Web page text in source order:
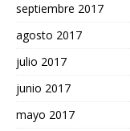
septiembre 2017
agosto 2017
julio 2017
junio 2017
mayo 2017